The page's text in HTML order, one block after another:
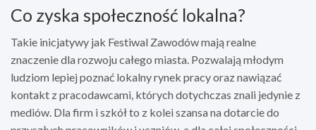
Co zyska społeczność lokalna?
Takie inicjatywy jak Festiwal Zawodów mają realne
znaczenie dla rozwoju całego miasta. Pozwalają młodym
ludziom lepiej poznać lokalny rynek pracy oraz nawiązać
kontakt z pracodawcami, których dotychczas znali jedynie z
mediów. Dla firm i szkół to z kolei szansa na dotarcie do